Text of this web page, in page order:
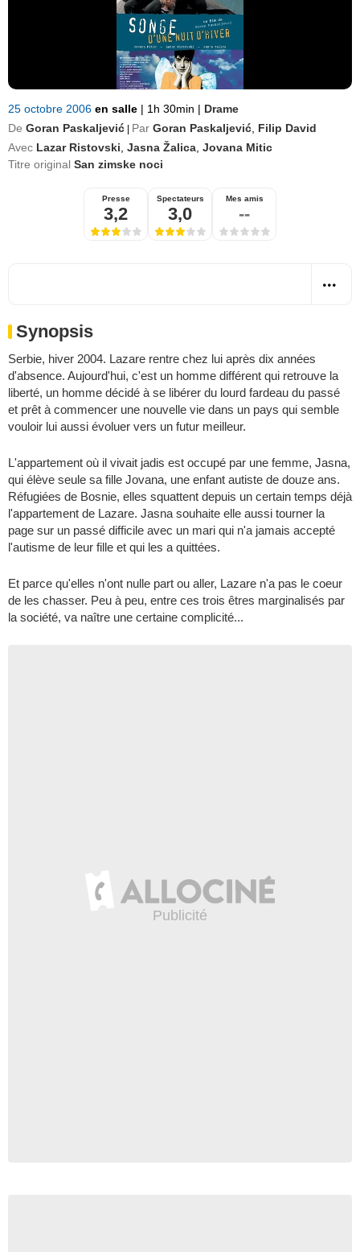
25 octobre 2006 en salle | 1h 30min | Drame
De Goran Paskaljević Par Goran Paskaljević Filip David
Avec Lazar Ristovski Jasna Žalica Jovana Mitic
Titre original San zimske noci
Presse
3,2
Spectateurs
3,0
Mes amis
--
Synopsis
Serbie, hiver 2004. Lazare rentre chez lui après dix années
d'absence. Aujourd'hui, c'est un homme différent qui retrouve la
liberté, un homme décidé à se libérer du lourd fardeau du passé
et prêt à commencer une nouvelle vie dans un pays qui semble
vouloir lui aussi évoluer vers un futur meilleur.
L'appartement où il vivait jadis est occupé par une femme, Jasna,
qui élève seule sa fille Jovana, une enfant autiste de douze ans.
Réfugiées de Bosnie, elles squattent depuis un certain temps déjà
l'appartement de Lazare. Jasna souhaite elle aussi tourner la
page sur un passé difficile avec un mari qui n'a jamais accepté
l'autisme de leur fille et qui les a quittées.
Et parce qu'elles n'ont nulle part ou aller, Lazare n'a pas le coeur
de les chasser. Peu à peu, entre ces trois êtres marginalisés par
la société, va naître une certaine complicité...